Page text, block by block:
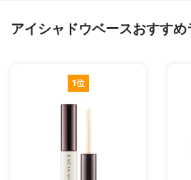
アイシャドウベースおすす
1位